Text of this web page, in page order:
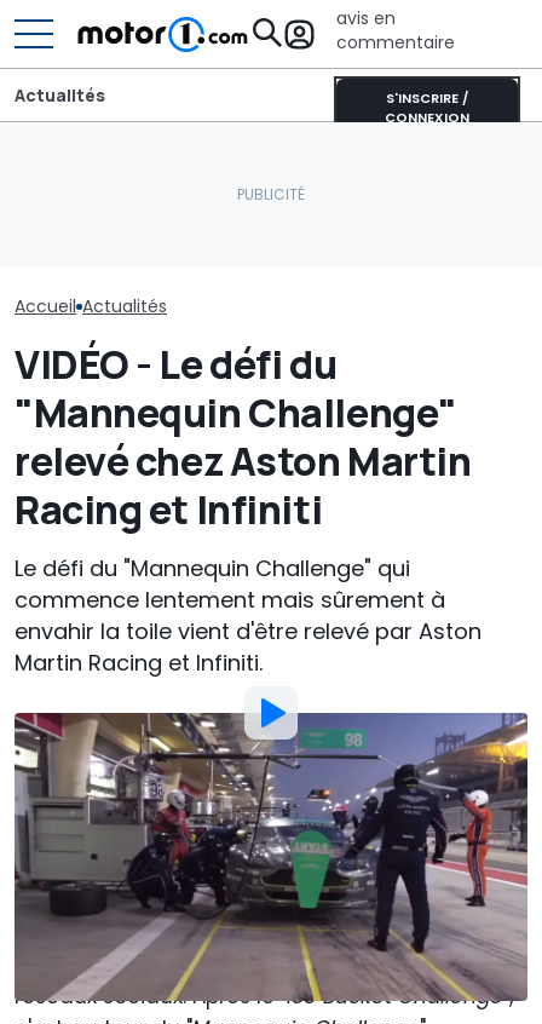
avis en
commentaire
S'INSCRIRE /
CONNEXION
Actualités
Accueil Actualités
VIDÉO - Le défi du
"Mannequin Challenge"
relevé chez Aston Martin
Racing et Infiniti
Le défi du "Mannequin Challenge" qui
commence lentement mais sûrement à
envahir la toile vient d'être relevé par Aston
Martin Racing et Infiniti.
Par:Yann Lethuillier
21 Nov 2016à20:00
Ajouter Motor1.com en tant que
source préférée sur Google
Vous l'avez sans doute remarqué, depuis
quelques semaines un nouveau défi remplit les
réseaux sociaux. Après le "Ice Bucket Challenge",